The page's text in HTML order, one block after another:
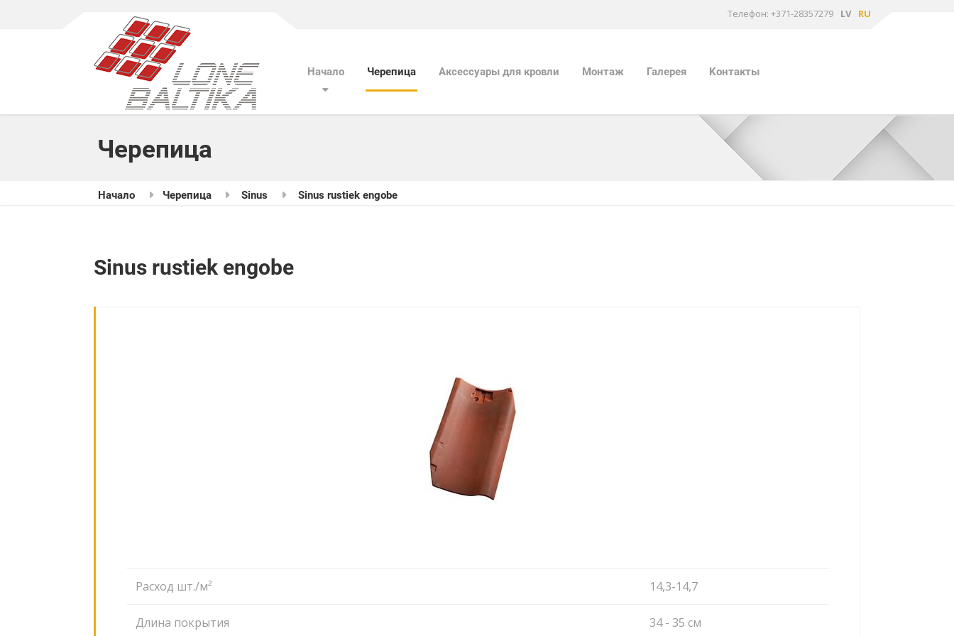
Tелефон: +371-28357279 LV RU
Начало Черепица Aксессуары для кровли Mонтаж Галерея Kонтакты
Черепица
Начало Черепица Sinus Sinus rustiek engobe
Sinus rustiek engobe
Расход шт./м² 14,3-14,7
Длина покрытия 34 - 35 см